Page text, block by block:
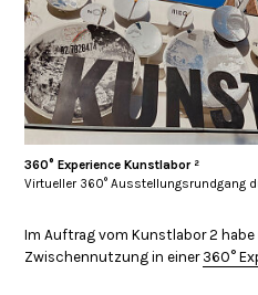
360° Experience Kunstlabor ²
Virtueller 360° Ausstellungsrundgang
Im Auftrag vom Kunstlabor 2
Zwischennutzung in einer 360°